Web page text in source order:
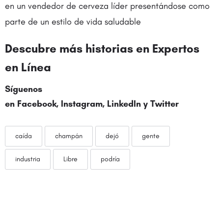
en un vendedor de cerveza líder presentándose como
parte de un estilo de vida saludable
Descubre más historias en Expertos
en Línea
Síguenos
en Facebook, Instagram, LinkedIn y Twitter
caída champán dejó gente
industria Libre podría